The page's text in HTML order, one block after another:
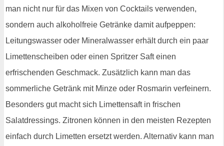
man nicht nur für das Mixen von Cocktails verwenden,
sondern auch alkoholfreie Getränke damit aufpeppen:
Leitungswasser oder Mineralwasser erhält durch ein paar
Limettenscheiben oder einen Spritzer Saft einen
erfrischenden Geschmack. Zusätzlich kann man das
sommerliche Getränk mit Minze oder Rosmarin verfeinern.
Besonders gut macht sich Limettensaft in frischen
Salatdressings. Zitronen können in den meisten Rezepten
einfach durch Limetten ersetzt werden. Alternativ kann man